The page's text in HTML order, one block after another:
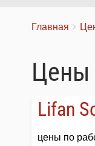
Строка
You
Главная
Цены
Lifan
цены по